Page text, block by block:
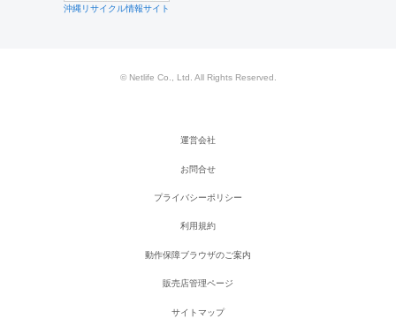
沖縄リサイクル情報サイト
© Netlife Co., Ltd. All Rights Reserved.
運営会社
お問合せ
プライバシーポリシー
利用規約
動作保障ブラウザのご案内
販売店管理ページ
サイトマップ